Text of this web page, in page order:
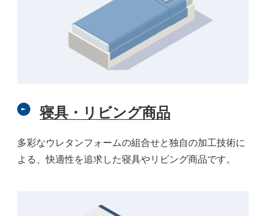
寝具・リビング商品
多彩なウレタンフォームの組合せと独自の加工技術に
よる、快適性を追求した寝具やリビング商品です。